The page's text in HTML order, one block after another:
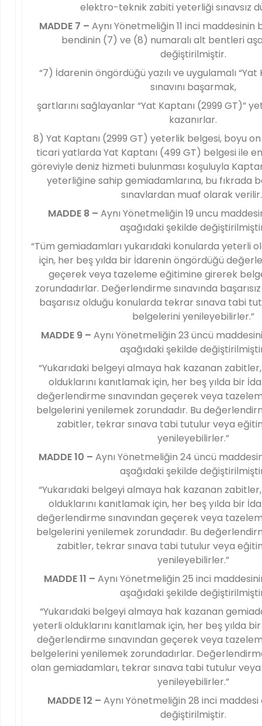
elektro-teknik zabiti yeterliği sınavsız
MADDE 7 – Aynı Yönetmeliğin 11 inci maddesinin
bendinin (7) ve (8) numaralı alt bentleri
değiştirilmiştir.
“7) İdarenin öngördüğü yazılı ve uygulamalı “Yat
sınavını başarmak,
şartlarını sağlayanlar “Yat Kaptanı (2999 GT)”
kazanırlar.
8) Yat Kaptanı (2999 GT) yeterlik belgesi, boyu
ticari yatlarda Yat Kaptanı (499 GT) belgesi ile
göreviyle deniz hizmeti bulunması koşuluyla
yeterliğine sahip gemiadamlarına, bu fıkrada
sınavlardan muaf olarak
MADDE 8 – Aynı Yönetmeliğin 19 uncu
aşağıdaki şekilde
“Tüm gemiadamları yukarıdaki konularda yeterli
için, her beş yılda bir İdarenin öngördüğü
geçerek veya tazeleme eğitimine girerek
zorundadırlar. Değerlendirme sınavında
başarısız olduğu konularda tekrar sınava tabi
belgelerini yenileyebilirler.”
MADDE 9 – Aynı Yönetmeliğin 23 üncü
aşağıdaki şekilde
“Yukarıdaki belgeyi almaya hak kazanan
olduklarını kanıtlamak için, her beş yılda bir
değerlendirme sınavından geçerek veya
belgelerini yenilemek zorundadır. Bu
zabitler, tekrar sınava tabi tutulur veya
yenileyebilirler.”
MADDE 10 – Aynı Yönetmeliğin 24 üncü
aşağıdaki şekilde
“Yukarıdaki belgeyi almaya hak kazanan
olduklarını kanıtlamak için, her beş yılda bir
değerlendirme sınavından geçerek veya
belgelerini yenilemek zorundadır. Bu
zabitler, tekrar sınava tabi tutulur veya
yenileyebilirler.”
MADDE 11 – Aynı Yönetmeliğin 25 inci
aşağıdaki şekilde
“Yukarıdaki belgeyi almaya hak kazanan
yeterli olduklarını kanıtlamak için, her beş yılda
değerlendirme sınavından geçerek veya
belgelerini yenilemek zorundadırlar. Değerlendirme
olan gemiadamları, tekrar sınava tabi tutulur
yenileyebilirler.”
MADDE 12 – Aynı Yönetmeliğin 28 inci maddesi
değiştirilmiştir.